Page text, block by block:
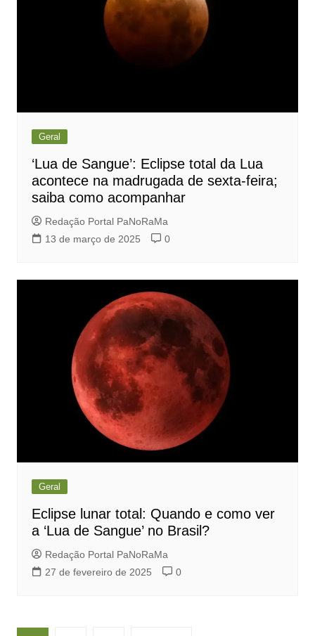
Geral
‘Lua de Sangue’: Eclipse total da Lua
acontece na madrugada de sexta-feira;
saiba como acompanhar
Redação Portal PaNoRaMa
13 de março de 2025
0
Geral
Eclipse lunar total: Quando e como ver
a ‘Lua de Sangue’ no Brasil?
Redação Portal PaNoRaMa
27 de fevereiro de 2025
0